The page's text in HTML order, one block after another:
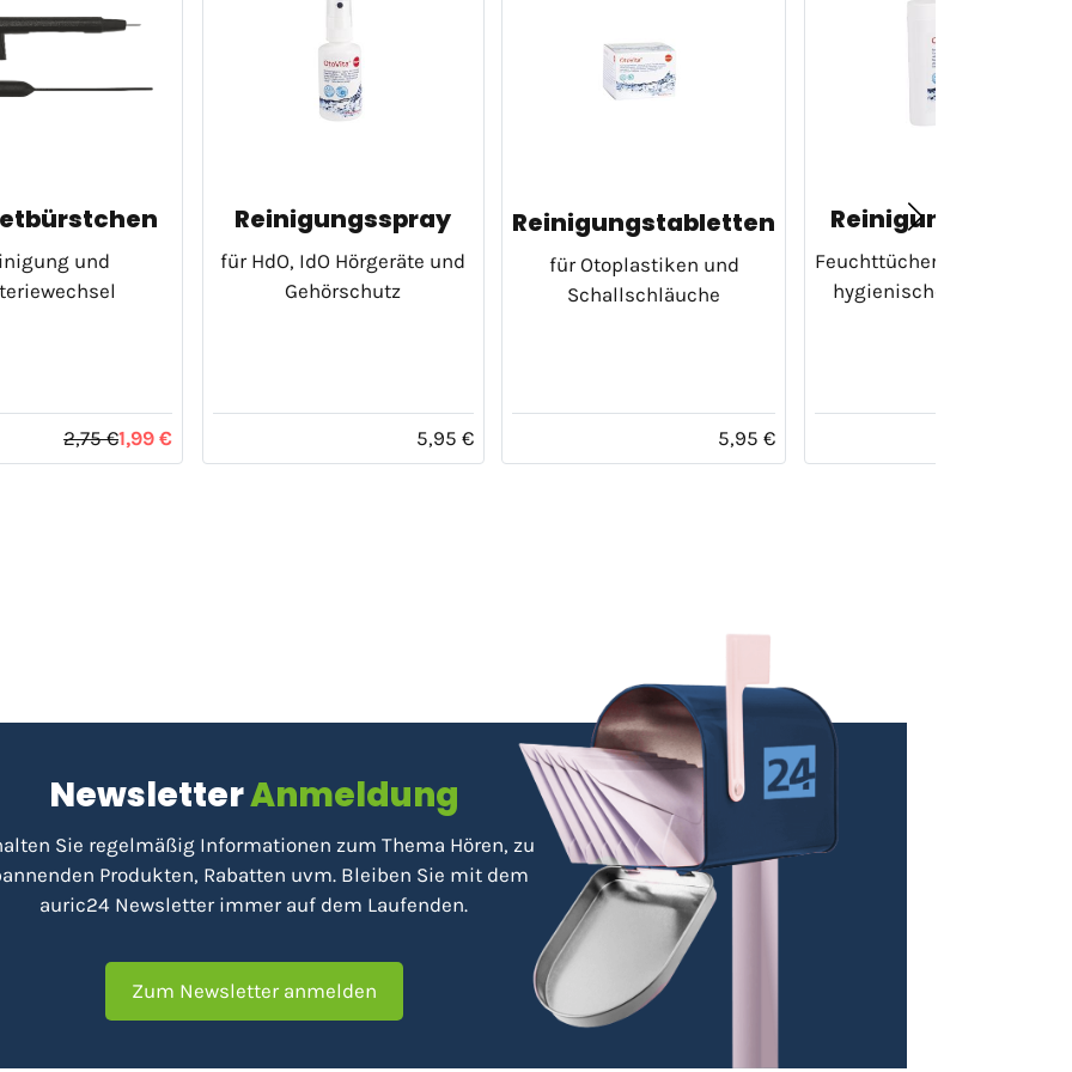
und
2,75 €1,99 €
Reinigungsspray
für HdO, IdO Hörgeräte und
Gehörschutz
5,95 €
Reinigungstabletten
für Otoplastiken und
Schallschläuche
5,95 €
Reinigungstücher
Feuchttücher zur Pflege
hygienischen Reinigung
NewsletterAnmeldung
Sie regelmäßig Informationen zum Thema Hören, zu
Produkten, Rabatten uvm. Bleiben Sie mit dem
auric24 Newsletter immer auf dem Laufenden.
Zum Newsletter anmelden